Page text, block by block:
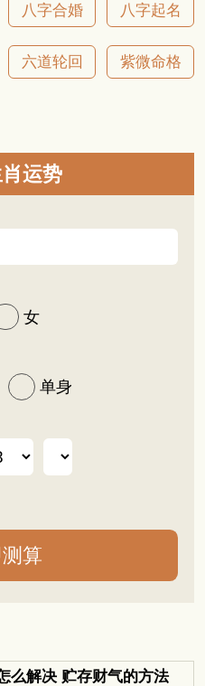
八字合婚 八字起名
六道轮回 紫微命格
运势
女
单身
么解决 贮存财气的方法